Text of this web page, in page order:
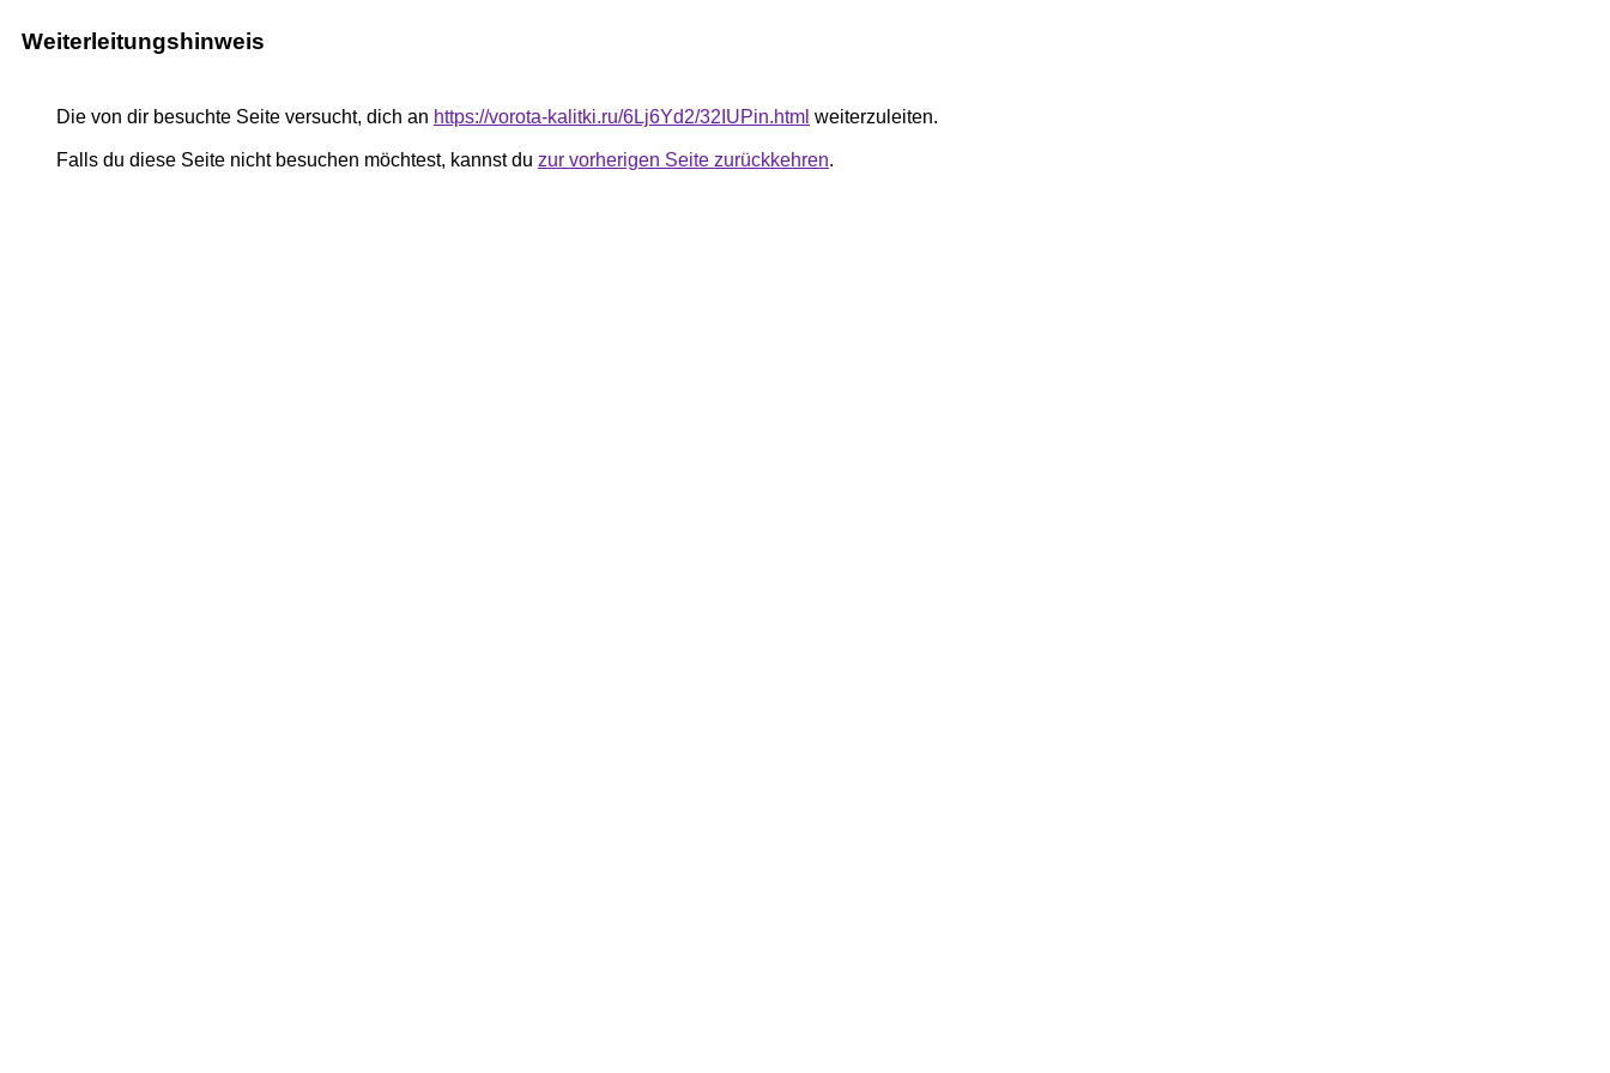
Weiterleitungshinweis
Die von dir besuchte Seite versucht, dich an https://vorota-kalitki.ru/6Lj6Yd2/32IUPin.html weiterzuleiten.
Falls du diese Seite nicht besuchen möchtest, kannst du zur vorherigen Seite zurückkehren.